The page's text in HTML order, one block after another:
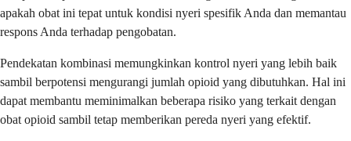
apakah obat ini tepat untuk kondisi nyeri spesifik Anda dan memantau
respons Anda terhadap pengobatan.
Pendekatan kombinasi memungkinkan kontrol nyeri yang lebih baik
sambil berpotensi mengurangi jumlah opioid yang dibutuhkan. Hal ini
dapat membantu meminimalkan beberapa risiko yang terkait dengan
obat opioid sambil tetap memberikan pereda nyeri yang efektif.